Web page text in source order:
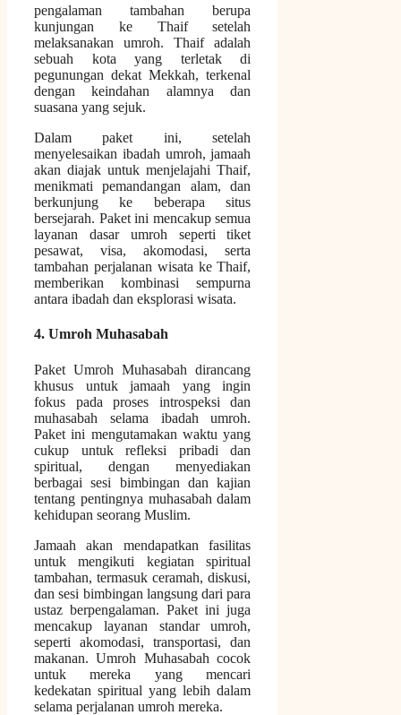
pengalaman tambahan berupa
kunjungan ke Thaif setelah
melaksanakan umroh. Thaif adalah
sebuah kota yang terletak di
pegunungan dekat Mekkah, terkenal
dengan keindahan alamnya dan
suasana yang sejuk.
Dalam paket ini, setelah
menyelesaikan ibadah umroh, jamaah
akan diajak untuk menjelajahi Thaif,
menikmati pemandangan alam, dan
berkunjung ke beberapa situs
bersejarah. Paket ini mencakup semua
layanan dasar umroh seperti tiket
pesawat, visa, akomodasi, serta
tambahan perjalanan wisata ke Thaif,
memberikan kombinasi sempurna
antara ibadah dan eksplorasi wisata.
4. Umroh Muhasabah
Paket Umroh Muhasabah dirancang
khusus untuk jamaah yang ingin
fokus pada proses introspeksi dan
muhasabah selama ibadah umroh.
Paket ini mengutamakan waktu yang
cukup untuk refleksi pribadi dan
spiritual, dengan menyediakan
berbagai sesi bimbingan dan kajian
tentang pentingnya muhasabah dalam
kehidupan seorang Muslim.
Jamaah akan mendapatkan fasilitas
untuk mengikuti kegiatan spiritual
tambahan, termasuk ceramah, diskusi,
dan sesi bimbingan langsung dari para
ustaz berpengalaman. Paket ini juga
mencakup layanan standar umroh,
seperti akomodasi, transportasi, dan
makanan. Umroh Muhasabah cocok
untuk mereka yang mencari
kedekatan spiritual yang lebih dalam
selama perjalanan umroh mereka.